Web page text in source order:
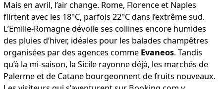
Mais en avril, l’air change. Rome, Florence et Naples
flirtent avec les 18°C, parfois 22°C dans l’extrême sud.
L’Emilie-Romagne dévoile ses collines encore humides
des pluies d’hiver, idéales pour les balades champêtres
organisées par des agences comme Evaneos. Tandis
qu’à la mi-saison, la Sicile rayonne déjà, les marchés de
Palerme et de Catane bourgeonnent de fruits nouveaux.